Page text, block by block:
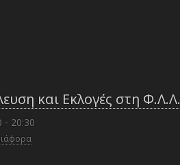
και Εκλογές στη Φ.Λ.Λ.
- 20:30